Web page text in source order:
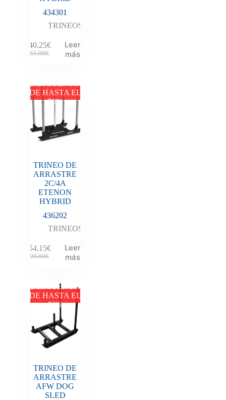
434301
TRINEOS
165.00€
140.25€
Leer
más
DESCUENTO
DE HASTA EL
50%
TRINEO DE
ARRASTRE
2C/4A
ETENON
HYBRID
436202
TRINEOS
299.00€
254.15€
Leer
más
DESCUENTO
DE HASTA EL
50%
TRINEO DE
ARRASTRE
AFW DOG
SLED